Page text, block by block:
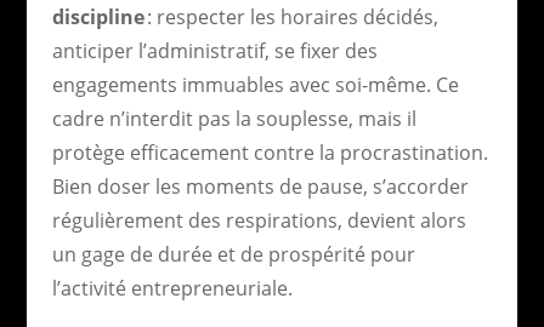
discipline: respecter les horaires décidés,
anticiper l’administratif, se fixer des
engagements immuables avec soi-même. Ce
cadre n’interdit pas la souplesse, mais il
protège efficacement contre la procrastination.
Bien doser les moments de pause, s’accorder
régulièrement des respirations, devient alors
un gage de durée et de prospérité pour
l’activité entrepreneuriale.